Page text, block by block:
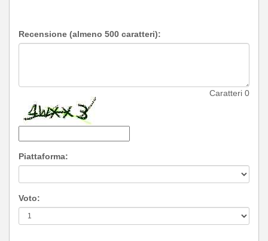
Recensione (almeno 500 caratteri):
Caratteri 0
Piattaforma:
Voto: